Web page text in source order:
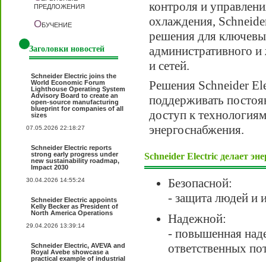
ПРЕДЛОЖЕНИЯ
ОБУЧЕНИЕ
Заголовки новостей
Schneider Electric joins the
World Economic Forum
Lighthouse Operating System
Advisory Board to create an
open-source manufacturing
blueprint for companies of all
sizes
07.05.2026 22:18:27
Schneider Electric reports
strong early progress under
new sustainability roadmap,
Impact 2030
30.04.2026 14:55:24
Schneider Electric appoints
Kelly Becker as President of
North America Operations
29.04.2026 13:39:14
Schneider Electric, AVEVA and
Royal Avebe showcase a
practical example of industrial
контроля и
охлаждения,
решения для
административного
и сетей.
Решения Schneider
поддерживать
доступ к
энергоснабжения.
Schneider Electric делает
Безопасной:
- защита людей и
Надежной:
- повышенная
ответственных